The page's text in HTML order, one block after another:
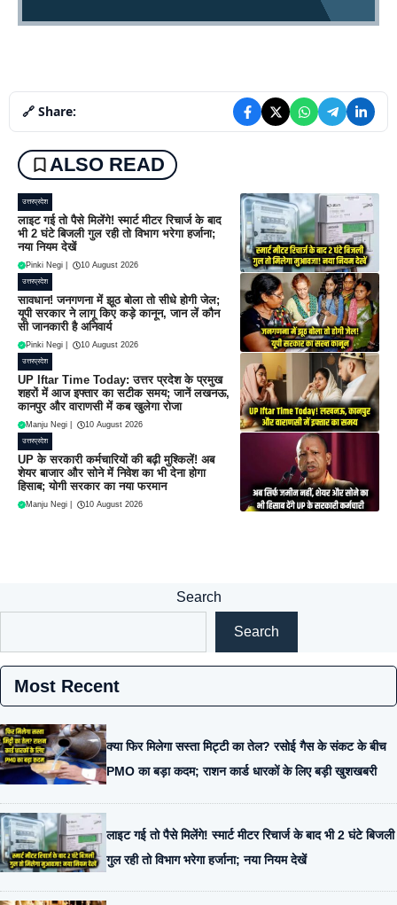
🔗 Share:
ALSO READ
उत्तरप्रदेश
लाइट गई तो पैसे मिलेंगे! स्मार्ट मीटर रिचार्ज के बाद
भी 2 घंटे बिजली गुल रही तो विभाग भरेगा हर्जाना;
नया नियम देखें
Pinki Negi 10 August 2026
उत्तरप्रदेश
सावधान! जनगणना में झूठ बोला तो सीधे होगी जेल;
यूपी सरकार ने लागू किए कड़े कानून, जान लें कौन
सी जानकारी है अनिवार्य
Pinki Negi 10 August 2026
उत्तरप्रदेश
UP Iftar Time Today: उत्तर प्रदेश के प्रमुख
शहरों में आज इफ्तार का सटीक समय; जानें लखनऊ,
कानपुर और वाराणसी में कब खुलेगा रोजा
Manju Negi 10 August 2026
उत्तरप्रदेश
UP के सरकारी कर्मचारियों की बढ़ी मुश्किलें! अब
शेयर बाजार और सोने में निवेश का भी देना होगा
हिसाब; योगी सरकार का नया फरमान
Manju Negi 10 August 2026
Search
Search
Most Recent
क्या फिर मिलेगा सस्ता मिट्टी का तेल? रसोई गैस के संकट के बीच
PMO का बड़ा कदम; राशन कार्ड धारकों के लिए बड़ी खुशखबरी
लाइट गई तो पैसे मिलेंगे! स्मार्ट मीटर रिचार्ज के बाद भी 2 घंटे बिजली
गुल रही तो विभाग भरेगा हर्जाना; नया नियम देखें